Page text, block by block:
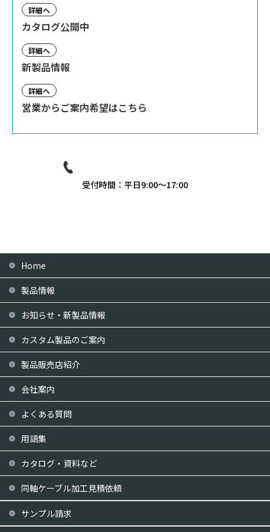
詳細へ
カタログ公開中
詳細へ
新製品情報
詳細へ
営業からご案内希望はこちら
受付時間：平日9:00〜17:00
Home
製品情報
お知らせ・新製品情報
カスタム製品のご案内
製品販売店紹介
会社案内
よくある質問
用語集
カタログ・資料など
同軸ケーブル加工見積依頼
サンプル請求